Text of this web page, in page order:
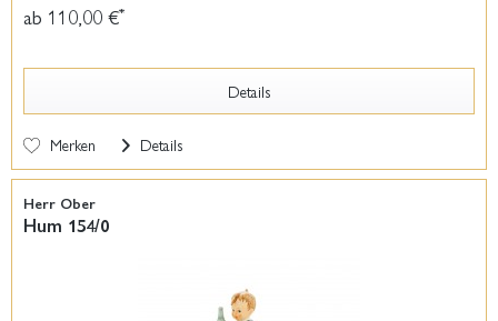
ab 110,00 €*
Details
Merken Details
Herr Ober
Hum 154/0